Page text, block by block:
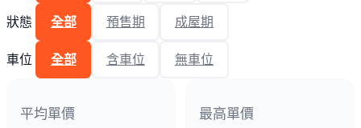
狀態 全部 預售期 成屋期
車位 全部 含車位 無車位
平均單價 最高單價